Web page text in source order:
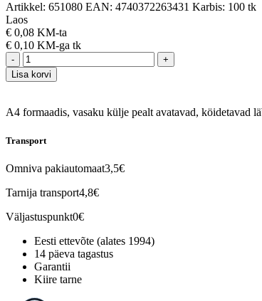
Artikkel: 651080 EAN: 4740372263431 Karbis: 100 tk
Laos
€ 0,08 KM-ta
€ 0,10 KM-ga tk
-
+
Lisa korvi
A4 formaadis, vasaku külje pealt avatavad, köidetavad
Transport
Omniva pakiautomaat3,5€
Tarnija transport4,8€
Väljastuspunkt0€
Eesti ettevõte (alates 1994)
14 päeva tagastus
Garantii
Kiire tarne